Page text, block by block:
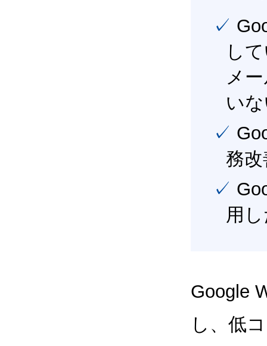
✓ Google Workspace（旧G Suite） を社内で導入
し
メ
い
✓ Google Workspace（旧G Suite） を活用し、業
務
✓ Google Workspace（旧G Suite） を最大限に活
用
Google
し、低